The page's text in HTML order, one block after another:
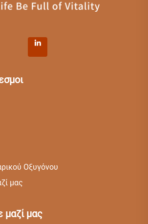
Οξυγόνου
μας
μαζί μας